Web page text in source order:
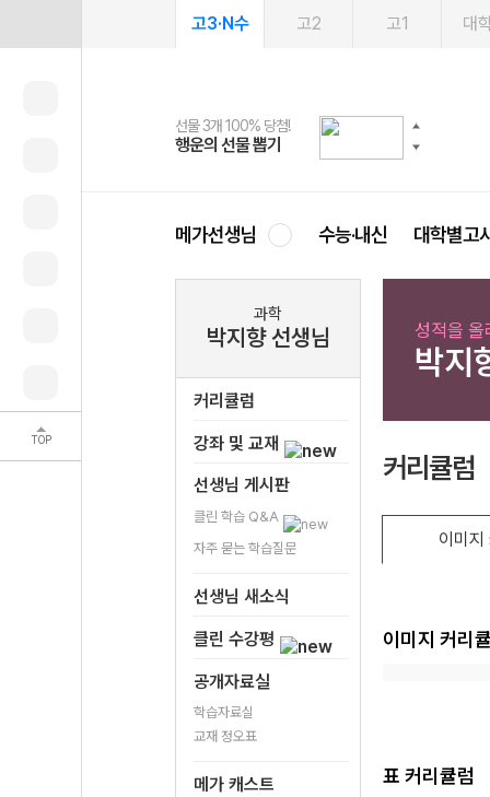
TOP
고3·N수 고2 고1 대
선물 3개 100% 당첨!
행운의 선물 뽑기
선물 100% 증정!
메가스터디 X 올리브
여름방학 스터디 캐시백
메가런 썸머스쿨
2027 러셀 단과
강사 공개선발
스마트러닝앱
설문 EVENT
메가패스
3일 무료 체험권
메가패스 수강생 무료혜택!
메가클럽 멤버십
사회공헌 캠페인
희망이룸 메가나눔
메가선생님 수능·내신 대학별고
과학
박지향 선생님
커리큘럼
강좌 및 교재
선생님 게시판
클린 학습 Q&A
자주 묻는 학습질문
선생님 새소식
클린 수강평
공개자료실
학습자료실
교재 정오표
메가 캐스트
성적을
박지
커리큘럼
이미지
이미지 커리
표 커리큘럼